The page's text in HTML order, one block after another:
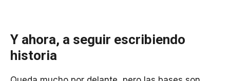
Y ahora, a seguir escribiendo
historia